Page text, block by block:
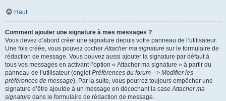
Haut
Comment ajouter une signature à mes messages ?
Vous devez d’abord créer une signature depuis votre panneau de l’utilisateur.
Une fois créée, vous pouvez cocherAttacher ma signature sur le formulaire de
rédaction de message. Vous pouvez aussi ajouter la signature par défaut à
tous vos messages en activant l’option « Attacher ma signature » à partir du
panneau de l’utilisateur (ongletPréférences du forum --> Modifier les
préférences de message). Par la suite, vous pourrez toujours empêcher une
signature d’être ajoutée à un message en décochant la caseAttacher ma
signature dans le formulaire de rédaction de message.